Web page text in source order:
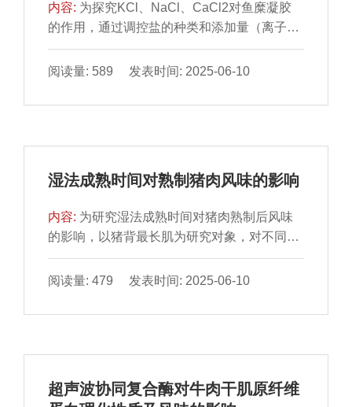
到3.569 nmol/mg，巯基含量显著降低（P＜
0.05）。蛋白质氧化会诱导蛋白质交联和聚
集，蛋白质适度氧化有利于提高蛋白消化率。
虾肉中心温度90 ℃时，蛋白质消化率达到最
化效果较佳，硬度和弹性适宜，能够较大程度
维持虾肉品质。
内容: 为探究KCl、NaCl、CaCl2对鱼糜凝胶
的作用，通过调控盐的种类和添加量（离子强
度）分析添加不同盐类对鱼糜凝胶的影响。结
果表明：相较于CaCl2，添加KCl、NaCl能更
高，KCl、NaCl、CaCl2均能提升鱼糜凝胶强
超过1.89%时，这些性质均有所降低。添加
在质量分数2.55%、5%、1.89%时达最大值。
折叠转变，而Ca2＋倾向于将α-螺旋转变为无
规卷曲和β-转角。当NaCl质量分数为3%时，
鱼糜凝胶离子键含量最高，而随着盐添加量的
提高，KCl组氢键与离子键含量于质量分数
流动水相对含量均高于CaCl2组，表明KCl、
NaCl组鱼糜凝胶网络保水性更强。本研究可为
阅读量: 589 发表时间: 2025-06-10
湿法成熟时间对熟制猪肉风味的影响
内容: 为研究湿法成熟时间对猪肉熟制后风味
的影响，以猪背最长肌为研究对象，对不同成
熟时间（1、12 h、1、3、5、7、10 d）猪肉
水煮熟制后的风味和滋味物质进行测定。结果
种挥发性风味物质，总含量呈先增加后降低的
为2 163.50 μg/kg；己醛、庚醛、辛醛、壬醛
随着成熟时间的延长，熟制猪肉呈味核苷酸和
阅读量: 479 发表时间: 2025-06-10
超声波协同复合酶对牛肉干肌原纤维